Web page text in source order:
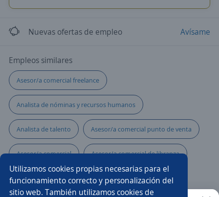
Utilizamos cookies propias necesarias para el
funcionamiento correcto y personalización del
sitio web. También utilizamos cookies de
Nuevas ofertas de empleo Avísame
Empleos similares
Asesor/a comercial freelance
Analista de nóminas y recursos humanos
Analista de talento Asesor/a comercial punto de venta
Asesor/a comercial Asesor/a comercial de libranza
Analista de reclutamiento y selección Analista